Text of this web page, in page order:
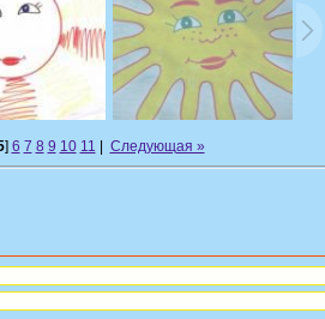
] 6 7 8 9 10 11 Следующая »